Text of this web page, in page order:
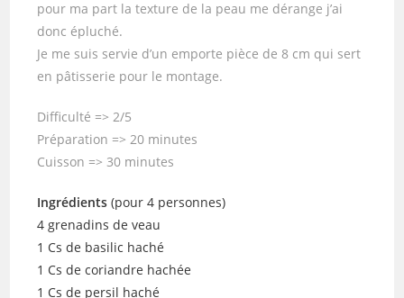
pour ma part la texture de la peau me dérange j’ai
donc épluché.
Je me suis servie d’un emporte pièce de 8 cm qui sert
en pâtisserie pour le montage.
Difficulté => 2/5
Préparation => 20 minutes
Cuisson => 30 minutes
Ingrédients (pour 4 personnes)
4 grenadins de veau
1 Cs de basilic haché
1 Cs de coriandre hachée
1 Cs de persil haché